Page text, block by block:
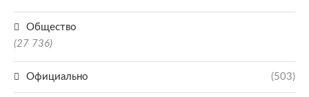
Общество
(27 736)
Официально (503)